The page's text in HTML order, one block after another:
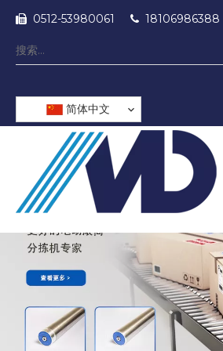
 0512-53980061  18106986388
简体中文